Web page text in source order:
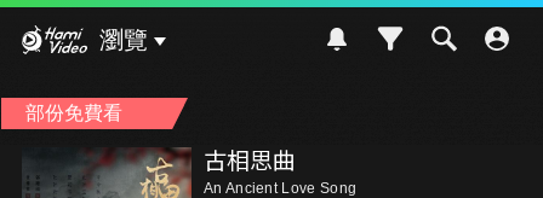
瀏覽
部份免費看
古相思曲
An Ancient Love Song